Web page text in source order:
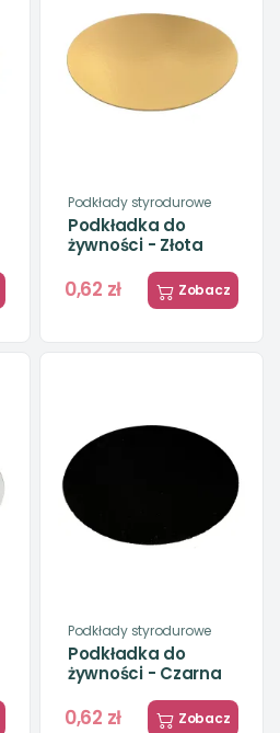
Podkłady styrodurowe
Podkładka do
żywności - Złota
0,62 zł Zobacz
Podkłady styrodurowe
Podkładka do
żywności - Czarna
0,62 zł Zobacz